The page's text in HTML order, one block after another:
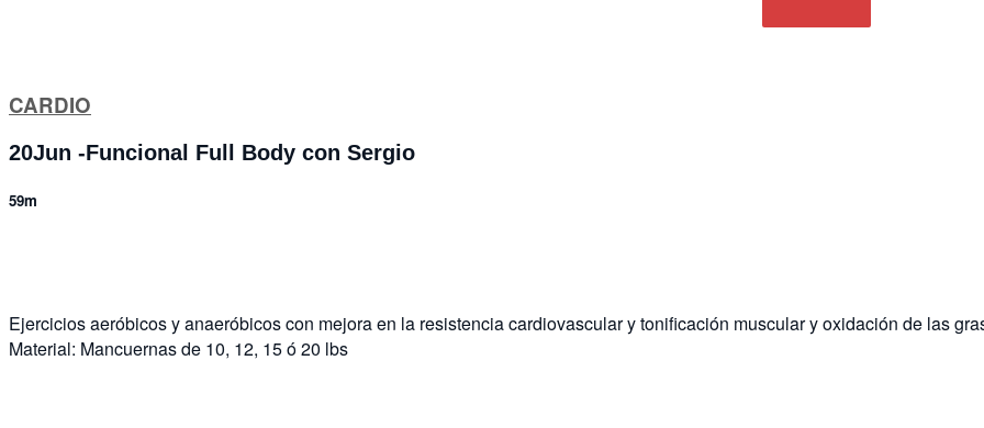
CARDIO
20Jun -Funcional Full Body con Sergio
59m
Ejercicios aeróbicos y anaeróbicos con mejora en la resistencia cardiovascular y tonificación muscular y oxidación de las
Material: Mancuernas de 10, 12, 15 ó 20 lbs